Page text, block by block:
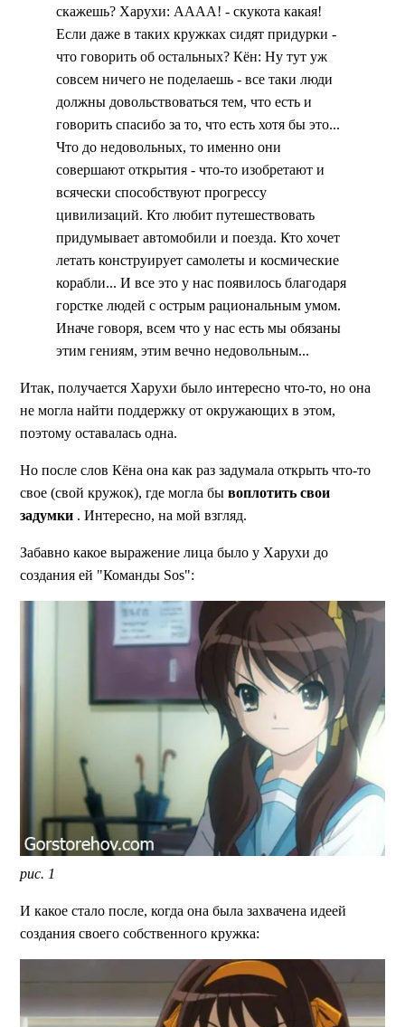
скажешь? Харухи: АААА! - скукота какая!
Если даже в таких кружках сидят придурки -
что говорить об остальных? Кён: Ну тут уж
совсем ничего не поделаешь - все таки люди
должны довольствоваться тем, что есть и
говорить спасибо за то, что есть хотя бы это...
Что до недовольных, то именно они
совершают открытия - что-то изобретают и
всячески способствуют прогрессу
цивилизаций. Кто любит путешествовать
придумывает автомобили и поезда. Кто хочет
летать конструирует самолеты и космические
корабли... И все это у нас появилось благодаря
горстке людей с острым рациональным умом.
Иначе говоря, всем что у нас есть мы обязаны
этим гениям, этим вечно недовольным...
Итак, получается Харухи было интересно что-то, но она
не могла найти поддержку от окружающих в этом,
поэтому оставалась одна.
Но после слов Кёна она как раз задумала открыть что-то
свое (свой кружок), где могла бы воплотить свои
задумки . Интересно, на мой взгляд.
Забавно какое выражение лица было у Харухи до
создания ей "Команды Sos":
рис. 1
И какое стало после, когда она была захвачена идеей
создания своего собственного кружка: